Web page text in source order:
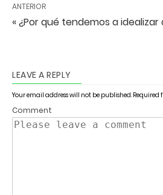
ANTERIOR
« ¿Por qué tendemos a idealizar
LEAVE A REPLY
Your email address will not be published. Required
Comment